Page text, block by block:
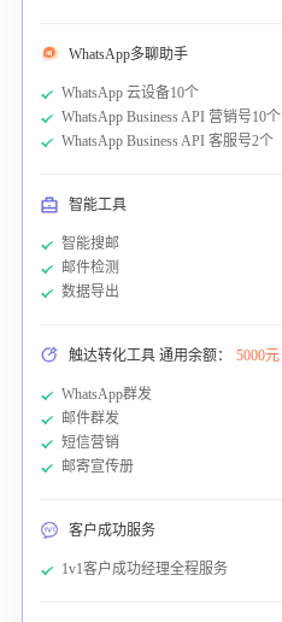
WhatsApp多聊助手
WhatsApp 云设备10个
WhatsApp Business API 营销号10个
WhatsApp Business API 客服号2个
智能工具
智能搜邮
邮件检测
数据导出
触达转化工具 通用余额： 5000元
WhatsApp群发
邮件群发
短信营销
邮寄宣传册
客户成功服务
1v1客户成功经理全程服务